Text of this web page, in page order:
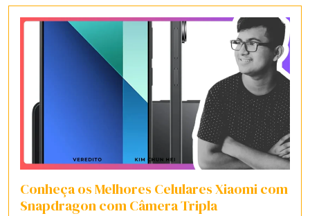
Conheça os Melhores Celulares Xiaomi com
Snapdragon com Câmera Tripla